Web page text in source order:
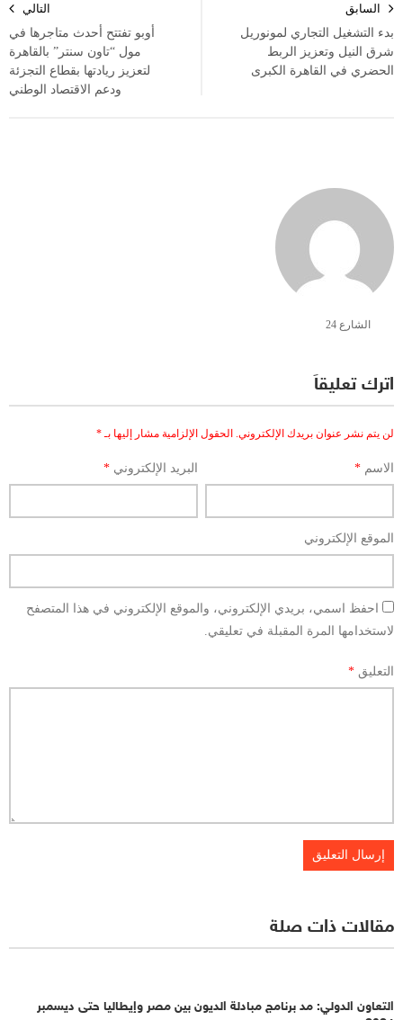
المقالات
السابق
بدء التشغيل التجاري لمونوريل
شرق النيل وتعزيز الربط
الحضري في القاهرة الكبرى
التالي
أوبو تفتتح أحدث متاجرها في
مول “تاون سنتر” بالقاهرة
لتعزيز ريادتها بقطاع التجزئة
ودعم الاقتصاد الوطني
الشارع 24
اترك تعليقاً
لن يتم نشر عنوان بريدك الإلكتروني. الحقول الإلزامية مشار إليها بـ*
الاسم * البريد الإلكتروني*
الموقع الإلكتروني
احفظ اسمي، بريدي الإلكتروني، والموقع الإلكتروني في هذا المتصفح
لاستخدامها المرة المقبلة في تعليقي.
التعليق *
مقالات ذات صلة
التعاون الدولي: مد برنامج مبادلة الديون بين مصر وإيطاليا حتى ديسمبر